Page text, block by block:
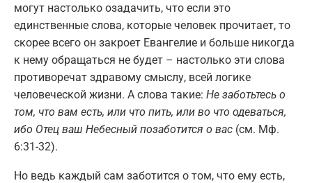
могут настолько озадачить, что если это
единственные слова, которые человек прочитает, то
скорее всего он закроет Евангелие и больше никогда
к нему обращаться не будет – настолько эти слова
противоречат здравому смыслу, всей логике
человеческой жизни. А слова такие: Не заботьтесь о
том, что вам есть, или что пить, или во что одеваться,
ибо Отец ваш Небесный позаботится о вас (см. Мф.
6:31-32).
Но ведь каждый сам заботится о том, что ему есть,